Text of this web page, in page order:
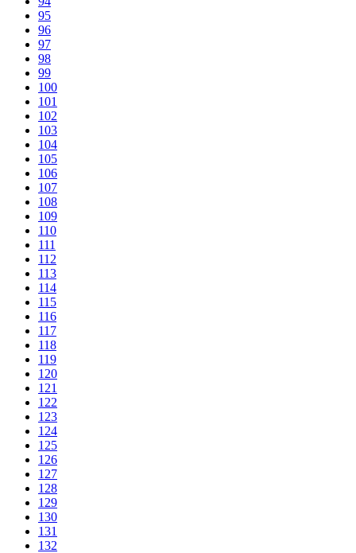
95
96
97
98
99
100
101
102
103
104
105
106
107
108
109
110
111
112
113
114
115
116
117
118
119
120
121
122
123
124
125
126
127
128
129
130
131
132